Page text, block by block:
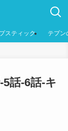
スティック テプン
話-6話-キ